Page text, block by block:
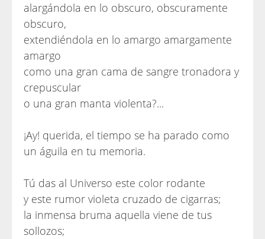
alargándola en lo obscuro, obscuramente
obscuro,
extendiéndola en lo amargo amargamente
amargo
como una gran cama de sangre tronadora y
crepuscular
o una gran manta violenta?...
¡Ay! querida, el tiempo se ha parado como
un águila en tu memoria.
Tú das al Universo este color rodante
y este rumor violeta cruzado de cigarras;
la inmensa bruma aquella viene de tus
sollozos;